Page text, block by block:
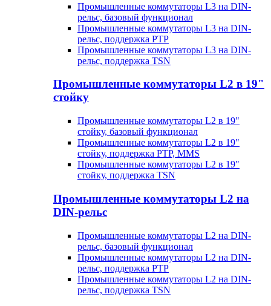
Промышленные коммутаторы L3 на DIN-
рельс, базовый функционал
Промышленные коммутаторы L3 на DIN-
рельс, поддержка PTP
Промышленные коммутаторы L3 на DIN-
рельс, поддержка TSN
Промышленные коммутаторы L2 в 19"
стойку
Промышленные коммутаторы L2 в 19"
стойку, базовый функционал
Промышленные коммутаторы L2 в 19"
стойку, поддержка PTP, MMS
Промышленные коммутаторы L2 в 19"
стойку, поддержка TSN
Промышленные коммутаторы L2 на
DIN-рельс
Промышленные коммутаторы L2 на DIN-
рельс, базовый функционал
Промышленные коммутаторы L2 на DIN-
рельс, поддержка PTP
Промышленные коммутаторы L2 на DIN-
рельс, поддержка TSN